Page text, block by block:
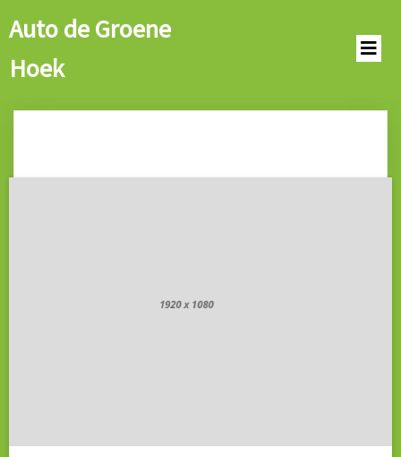
Auto de Groene
Hoek